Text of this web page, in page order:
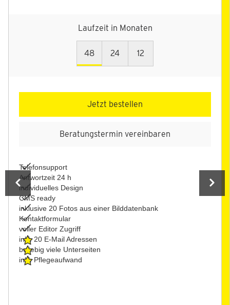
Laufzeit in Monaten
48 24 12
Jetzt bestellen
Beratungstermin vereinbaren
Telefonsupport
Antwortzeit 24 h
individuelles Design
CMS ready
inklusive 20 Fotos aus einer Bilddatenbank
Kontaktformular
voller Editor Zugriff
inkl. 20 E-Mail Adressen
beliebig viele Unterseiten
inkl. Pflegeaufwand